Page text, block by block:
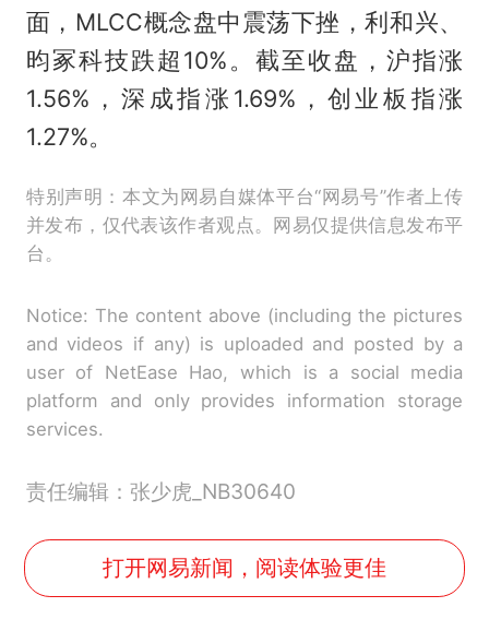
面，MLCC概念盘中震荡下挫，利和兴、
昀冢科技跌超10%。截至收盘，沪指涨
1.56%，深成指涨1.69%，创业板指涨
1.27%。
特别声明：本文为网易自媒体平台“网易号”作者上传
并发布，仅代表该作者观点。网易仅提供信息发布平
台。
Notice: The content above (including the pictures
and videos if any) is uploaded and posted by a
user of NetEase Hao, which is a social media
platform and only provides information storage
services.
责任编辑：张少虎_NB30640
打开网易新闻，阅读体验更佳